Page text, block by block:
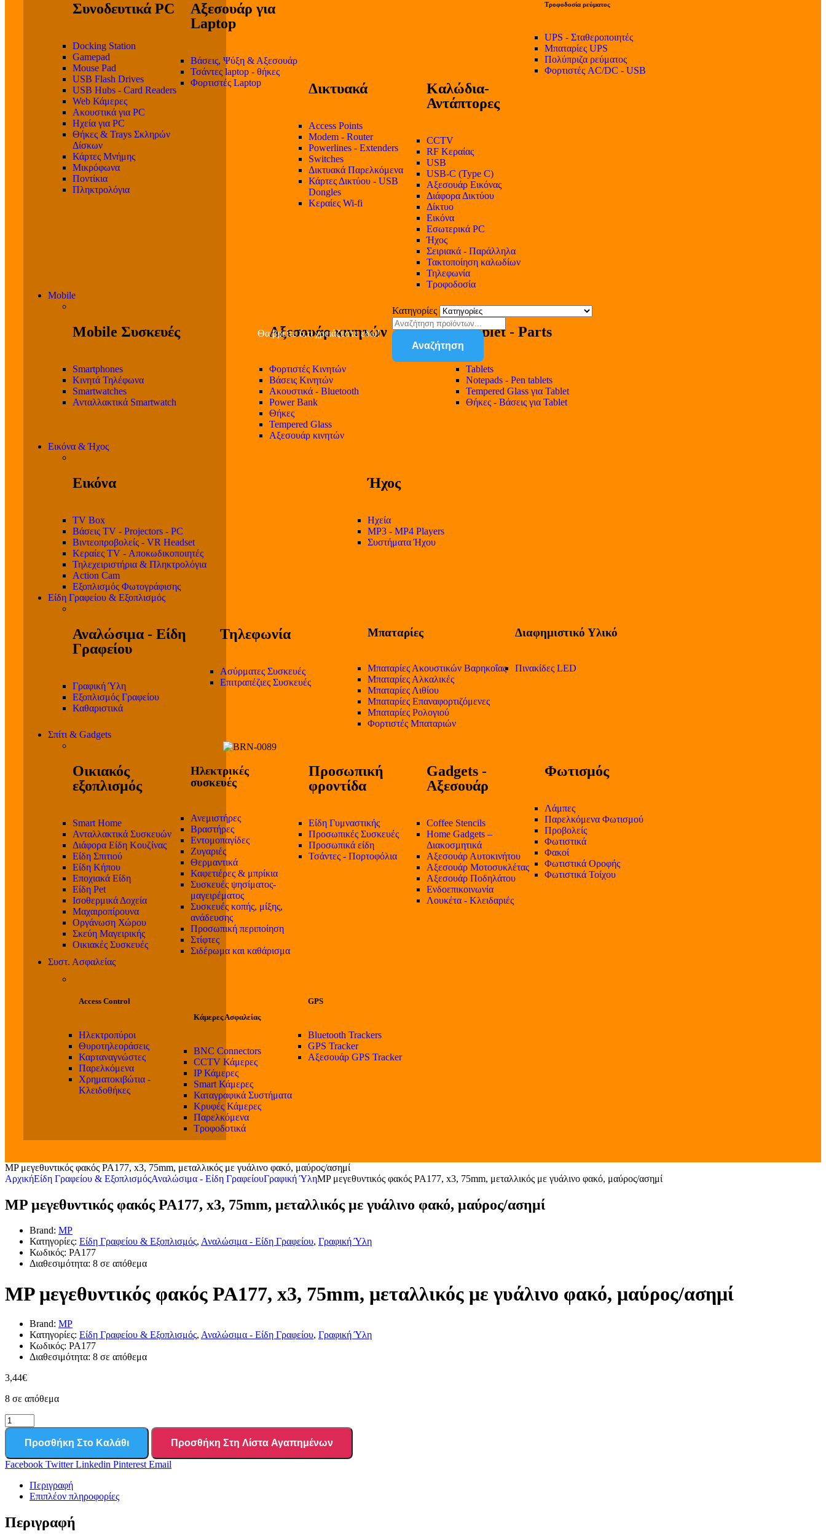
Συνοδευτικά PC
Docking Station
Gamepad
Mouse Pad
USB Flash Drives
USB Hubs - Card Readers
Web Κάμερες
Ακουστικά για PC
Ηχεία για PC
Θήκες & Trays Σκληρών
Δίσκων
Κάρτες Μνήμης
Μικρόφωνα
Ποντίκια
Πληκτρολόγια
Αξεσουάρ για
Laptop
Βάσεις, Ψύξη & Αξεσουάρ
Τσάντες laptop - θήκες
Φορτιστές Laptop
Δικτυακά
Access Points
Modem - Router
Powerlines - Extenders
Switches
Δικτυακά Παρελκόμενα
Κάρτες Δικτύου - USB
Dongles
Κεραίες Wi-fi
Καλώδια-
Αντάπτορες
CCTV
RF Κεραίας
USB
USB-C (Type C)
Αξεσουάρ Εικόνας
Διάφορα Δικτύου
Δίκτυο
Εικόνα
Εσωτερικά PC
Ήχος
Σειριακά - Παράλληλα
Τακτοποίηση καλωδίων
Τηλεφωνία
Τροφοδοσία
Τροφοδοσία ρεύματος
UPS - Σταθεροποιητές
Μπαταρίες UPS
Πολύπριζα ρεύματος
Φορτιστές AC/DC - USB
Mobile
Mobile Συσκευές
Smartphones
Κινητά Τηλέφωνα
Smartwatches
Ανταλλακτικά Smartwatch
Αξεσουάρ κινητών
Φορτιστές Κινητών
Βάσεις Κινητών
Ακουστικά - Bluetooth
Power Bank
Θήκες
Tempered Glass
Αξεσουάρ κινητών
Tablet - Parts
Tablets
Notepads - Pen tablets
Tempered Glass για Tablet
Θήκες - Βάσεις για Tablet
Εικόνα & Ήχος
Εικόνα
TV Box
Βάσεις TV - Projectors - PC
Βιντεοπροβολείς - VR Headset
Κεραίες TV - Αποκωδικοποιητές
Τηλεχειριστήρια & Πληκτρολόγια
Action Cam
Εξοπλισμός Φωτογράφισης
Ήχος
Ηχεία
MP3 - MP4 Players
Συστήματα Ήχου
Είδη Γραφείου & Εξοπλισμός
Αναλώσιμα - Είδη
Γραφείου
Γραφική Ύλη
Εξοπλισμός Γραφείου
Καθαριστικά
Τηλεφωνία
Ασύρματες Συσκευές
Επιτραπέζιες Συσκευές
Μπαταρίες
Μπαταρίες Ακουστικών Βαρηκοΐας
Μπαταρίες Αλκαλικές
Μπαταρίες Λιθίου
Μπαταρίες Επαναφορτιζόμενες
Μπαταρίες Ρολογιού
Φορτιστές Μπαταριών
Διαφημιστικό Υλικό
Πινακίδες LED
Σπίτι & Gadgets
Οικιακός
εξοπλισμός
Smart Home
Ανταλλακτικά Συσκευών
Διάφορα Είδη Κουζίνας
Είδη Σπιτιού
Είδη Κήπου
Εποχιακά Είδη
Είδη Pet
Ισοθερμικά Δοχεία
Μαχαιροπίρουνα
Οργάνωση Χώρου
Σκεύη Μαγειρικής
Οικιακές Συσκευές
Ηλεκτρικές
συσκευές
Ανεμιστήρες
Βραστήρες
Εντομοπαγίδες
Ζυγαριές
Θερμαντικά
Καφετιέρες & μπρίκια
Συσκευές ψησίματος-
μαγειρέματος
Συσκευές κοπής, μίξης,
ανάδευσης
Προσωπική περιποίηση
Στίφτες
Σιδέρωμα και καθάρισμα
Προσωπική
φροντίδα
Είδη Γυμναστικής
Προσωπικές Συσκευές
Προσωπικά είδη
Τσάντες - Πορτοφόλια
Gadgets -
Αξεσουάρ
Coffee Stencils
Home Gadgets –
Διακοσμητικά
Αξεσουάρ Αυτοκινήτου
Αξεσουάρ Μοτοσυκλέτας
Αξεσουάρ Ποδηλάτου
Ενδοεπικοινωνία
Λουκέτα - Κλειδαριές
Φωτισμός
Λάμπες
Παρελκόμενα Φωτισμού
Προβολείς
Φωτιστικά
Φακοί
Φωτιστικά Οροφής
Φωτιστικά Τοίχου
Συστ. Ασφαλείας
Access Control
Ηλεκτροπύροι
Θυροτηλεοράσεις
Καρταναγνώστες
Παρελκόμενα
Χρηματοκιβώτια -
Κλειδοθήκες
Κάμερες Ασφαλείας
BNC Connectors
CCTV Κάμερες
IP Κάμερες
Smart Κάμερες
Καταγραφικά Συστήματα
Κρυφές Κάμερες
Παρελκόμενα
Τροφοδοτικά
GPS
Bluetooth Trackers
GPS Tracker
Αξεσουάρ GPS Tracker
Θα βρείτε ό,τι χρειάζεστε εδώ!
Κατηγορίες
Αναζήτηση
MP μεγεθυντικός φακός PA177, x3, 75mm, μεταλλικός με γυάλινο φακό, μαύρος/ασημί
ΑρχικήΕίδη Γραφείου & ΕξοπλισμόςΑναλώσιμα - Είδη ΓραφείουΓραφική ΎληMP μεγεθυντικός φακός PA177, x3, 75mm, μεταλλικός με γυάλινο φακό, μαύρος/ασημί
MP μεγεθυντικός φακός PA177, x3, 75mm, μεταλλικός με γυάλινο φακό, μαύρος/ασημί
Brand: MP
Κατηγορίες: Είδη Γραφείου & Εξοπλισμός, Αναλώσιμα - Είδη Γραφείου, Γραφική Ύλη
Κωδικός: PA177
Διαθεσιμότητα: 8 σε απόθεμα
MP μεγεθυντικός φακός PA177, x3, 75mm, μεταλλικός με γυάλινο φακό, μαύρος/ασημί
Brand: MP
Κατηγορίες: Είδη Γραφείου & Εξοπλισμός, Αναλώσιμα - Είδη Γραφείου, Γραφική Ύλη
Κωδικός: PA177
Διαθεσιμότητα: 8 σε απόθεμα
3,44€
8 σε απόθεμα
Προσθήκη Στο Καλάθι Προσθήκη Στη Λίστα Αγαπημένων
Facebook Twitter Linkedin Pinterest Email
Περιγραφή
Επιπλέον πληροφορίες
Περιγραφή